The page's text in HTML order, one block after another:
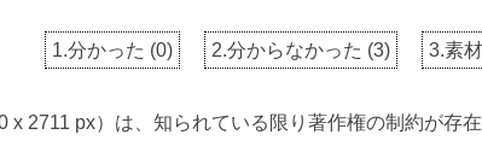
1.分かった (0) 2.分からなかった (3) 3.素
x 2711 px）は、知られている限り著作権の制約が存